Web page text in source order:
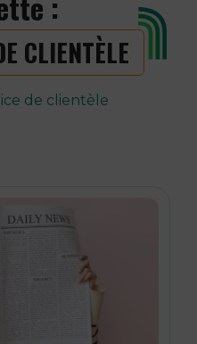
CLIENTÈLE
de clientèle